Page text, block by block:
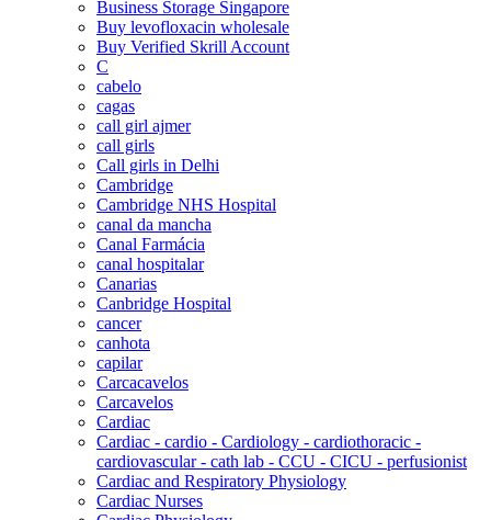
Business Storage Singapore
Buy levofloxacin wholesale
Buy Verified Skrill Account
C
cabelo
cagas
call girl ajmer
call girls
Call girls in Delhi
Cambridge
Cambridge NHS Hospital
canal da mancha
Canal Farmácia
canal hospitalar
Canarias
Canbridge Hospital
cancer
canhota
capilar
Carcacavelos
Carcavelos
Cardiac
Cardiac - cardio - Cardiology - cardiothoracic -
cardiovascular - cath lab - CCU - CICU - perfusionist
Cardiac and Respiratory Physiology
Cardiac Nurses